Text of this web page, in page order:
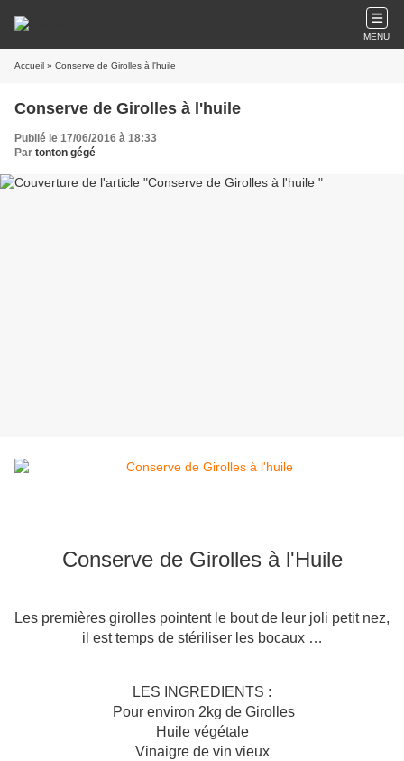
MENU
Accueil » Conserve de Girolles à l'huile
Conserve de Girolles à l'huile
Publié le 17/06/2016 à 18:33
Par tonton gégé
Conserve de Girolles à l'Huile
Les premières girolles pointent le bout de leur joli petit nez,
il est temps de stériliser les bocaux …
LES INGREDIENTS :
Pour environ 2kg de Girolles
Huile végétale
Vinaigre de vin vieux